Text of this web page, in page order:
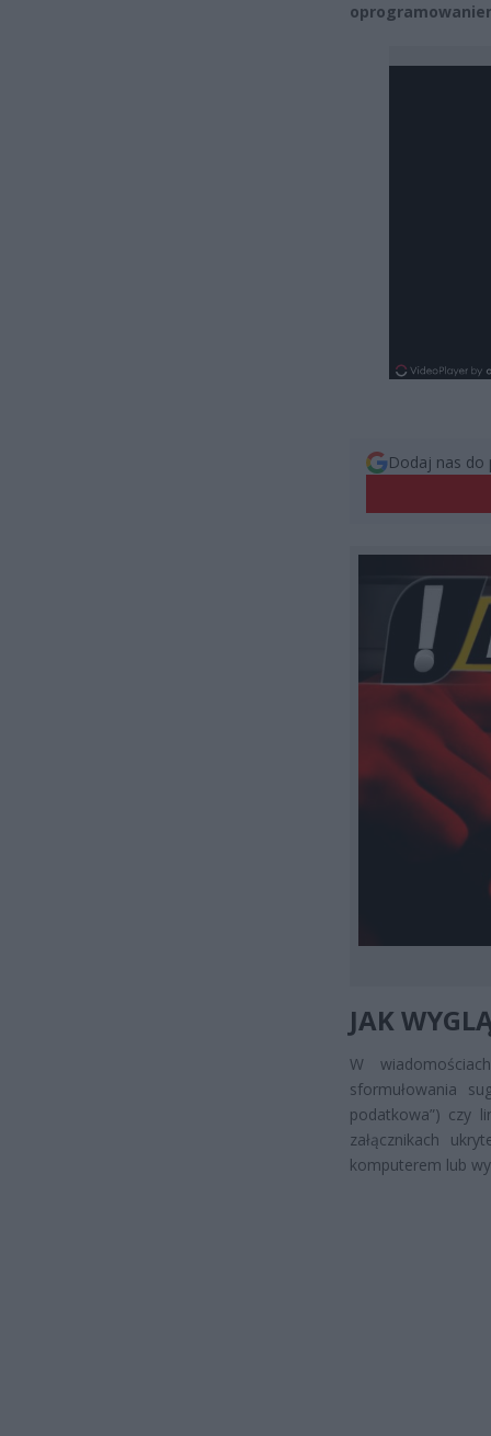
Dodaj nas do
JAK
W
sformułowania
podatkowa”) czy
załącznikach
komputerem lub